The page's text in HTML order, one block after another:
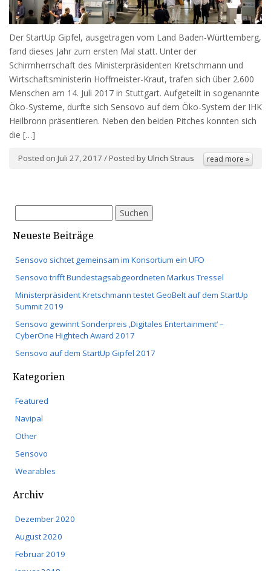
Der StartUp Gipfel, ausgetragen vom Land Baden-Württemberg,
fand dieses Jahr zum ersten Mal statt. Unter der
Schirmherrschaft des Ministerpräsidenten Kretschmann und
Wirtschaftsministerin Hoffmeister-Kraut, trafen sich über 2.600
Menschen am 14. Juli 2017 in Stuttgart. Aufgeteilt in sogenannte
Öko-Systeme, durfte sich Sensovo auf dem Öko-System der IHK
Heilbronn präsentieren. Neben den beiden Pitches konnten sich
die […]
Posted on Juli 27, 2017 / Posted byUlrich Straus read more »
nach:
Neueste Beiträge
Sensovo sichtet gemeinsam im Konsortium ein UFO
Sensovo trifft Bundestagsabgeordneten Markus Tressel
Ministerpräsident Kretschmann testet GeoBelt auf dem StartUp
Summit 2019
Sensovo gewinnt Sonderpreis ‚Digitales Entertainment‘ –
CyberOne Hightech Award 2017
Sensovo auf dem StartUp Gipfel 2017
Kategorien
Featured
Navipal
Other
Sensovo
Wearables
Archiv
Dezember 2020
August 2020
Februar 2019